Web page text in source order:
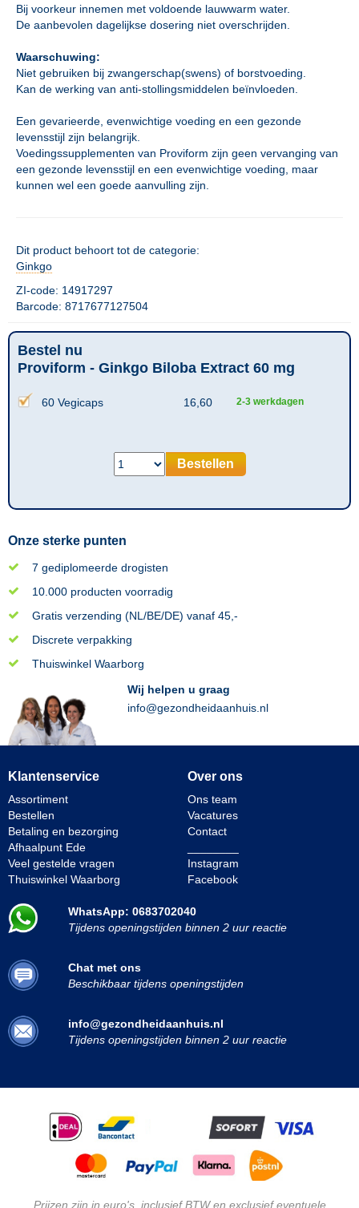
Bij voorkeur innemen met voldoende lauwwarm water.
De aanbevolen dagelijkse dosering niet overschrijden.
Waarschuwing:
Niet gebruiken bij zwangerschap(swens) of borstvoeding.
Kan de werking van anti-stollingsmiddelen beïnvloeden.
Een gevarieerde, evenwichtige voeding en een gezonde
levensstijl zijn belangrijk.
Voedingssupplementen van Proviform zijn geen vervanging van
een gezonde levensstijl en een evenwichtige voeding, maar
kunnen wel een goede aanvulling zijn.
Dit product behoort tot de categorie:
Ginkgo
ZI-code: 14917297
Barcode: 8717677127504
Bestel nu
Proviform - Ginkgo Biloba Extract 60 mg
60 Vegicaps 16,60 2-3 werkdagen
Bestellen
Onze sterke punten
7 gediplomeerde drogisten
10.000 producten voorradig
Gratis verzending (NL/BE/DE) vanaf 45,-
Discrete verpakking
Thuiswinkel Waarborg
Wij helpen u graag
info@gezondheidaanhuis.nl
Klantenservice
Assortiment
Bestellen
Betaling en bezorging
Afhaalpunt Ede
Veel gestelde vragen
Thuiswinkel Waarborg
Over ons
Ons team
Vacatures
Contact
Instagram
Facebook
WhatsApp: 0683702040
Tijdens openingstijden binnen 2 uur reactie
Chat met ons
Beschikbaar tijdens openingstijden
info@gezondheidaanhuis.nl
Tijdens openingstijden binnen 2 uur reactie
Prijzen zijn in euro's, inclusief BTW en exclusief eventuele